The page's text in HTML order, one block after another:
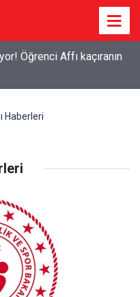
Öğrenci Affı kaçıranın
Haberleri